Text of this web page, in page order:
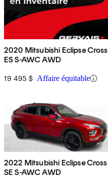
2020 Mitsubishi Eclipse Cross
ES S-AWC AWD
19 495 $ Affaire équitable
2022 Mitsubishi Eclipse Cross
SE S-AWC AWD